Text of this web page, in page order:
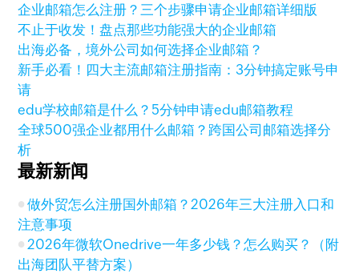
企业邮箱怎么注册？三个步骤申请企业邮箱详细版
不止于收发！盘点那些功能强大的企业邮箱
出海必备，境外公司如何选择企业邮箱？
新手必看！四大主流邮箱注册指南：3分钟搞定账号申
请
edu学校邮箱是什么？5分钟申请edu邮箱教程
全球500强企业都用什么邮箱？跨国公司邮箱选择分
析
最新新闻
做外贸怎么注册国外邮箱？2026年三大注册入口和
注意事项
2026年微软Onedrive一年多少钱？怎么购买？（附
出海团队平替方案）